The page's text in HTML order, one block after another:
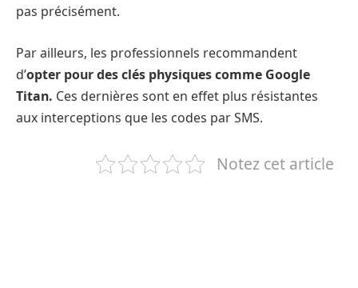
pas précisément.
Par ailleurs, les professionnels recommandent
d’opter pour des clés physiques comme Google
Titan. Ces dernières sont en effet plus résistantes
aux interceptions que les codes par SMS.
Notez cet article